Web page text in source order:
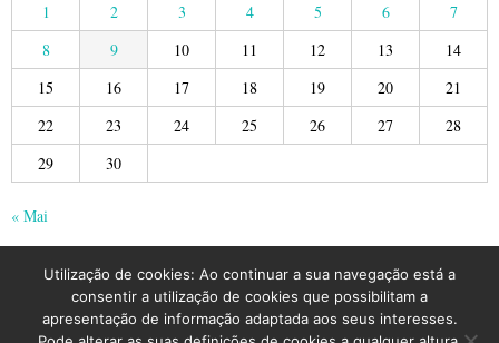
1 2 3 4 5 6
7
8
9 10 11 12 13
14
15
16 17 18 19 20
21
22
23 24 25 26 27
28
29
30
« Mai
Utilização de cookies: Ao continuar a sua navegação está a
consentir a utilização de cookies que possibilitam a
apresentação de informação adaptada aos seus interesses.